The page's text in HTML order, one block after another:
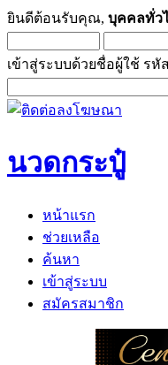
ยินดีต้อนรับคุณ, บุคคลทั่ว
เข้าสู่ระบบด้วยชื่อผู้ใช้ รหั
นวดกระปู๋
หน้าแรก
ช่วยเหลือ
ค้นหา
เข้าสู่ระบบ
สมัครสมาชิก